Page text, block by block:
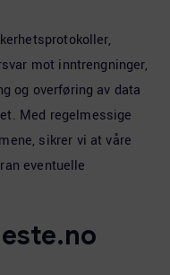
mot inntrengninger,
og overføring av data
Med regelmessige
sikrer vi at våre
eventuelle